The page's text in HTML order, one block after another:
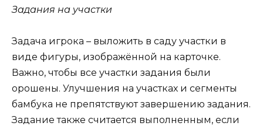
Задания на участки
Задача игрока – выложить в саду участки в
виде фигуры, изображённой на карточке.
Важно, чтобы все участки задания были
орошены. Улучшения на участках и сегменты
бамбука не препятствуют завершению задания.
Задание также считается выполненным, если